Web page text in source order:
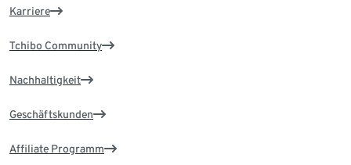
Karriere
Tchibo Community
Nachhaltigkeit
Geschäftskunden
Affiliate Programm